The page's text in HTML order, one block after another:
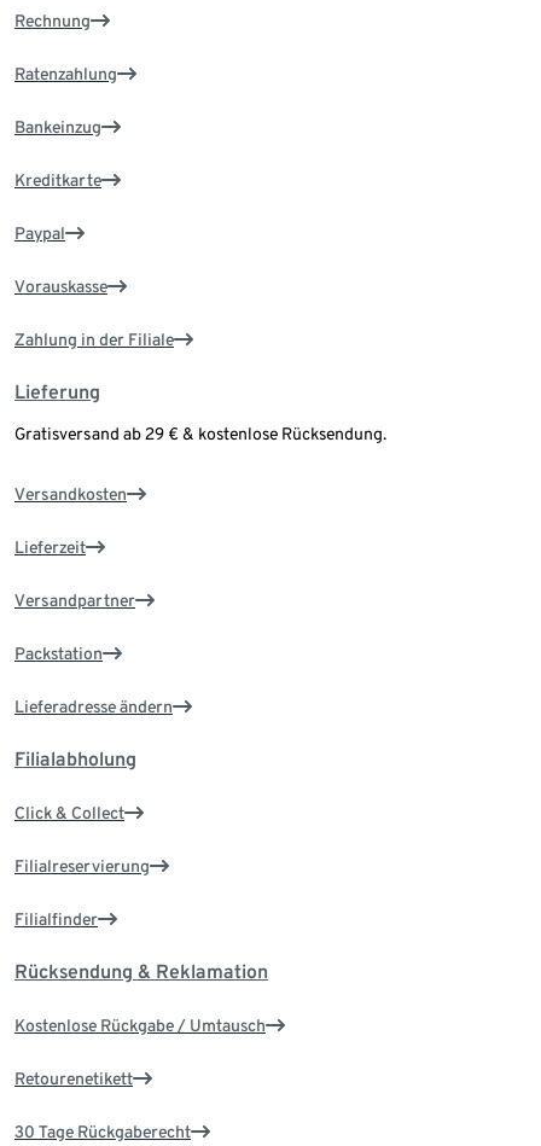
Rechnung
Ratenzahlung
Bankeinzug
Kreditkarte
Paypal
Vorauskasse
Zahlung in der Filiale
Lieferung
Gratisversand ab 29 € & kostenlose Rücksendung.
Versandkosten
Lieferzeit
Versandpartner
Packstation
Lieferadresse ändern
Filialabholung
Click & Collect
Filialreservierung
Filialfinder
Rücksendung & Reklamation
Kostenlose Rückgabe / Umtausch
Retourenetikett
30 Tage Rückgaberecht